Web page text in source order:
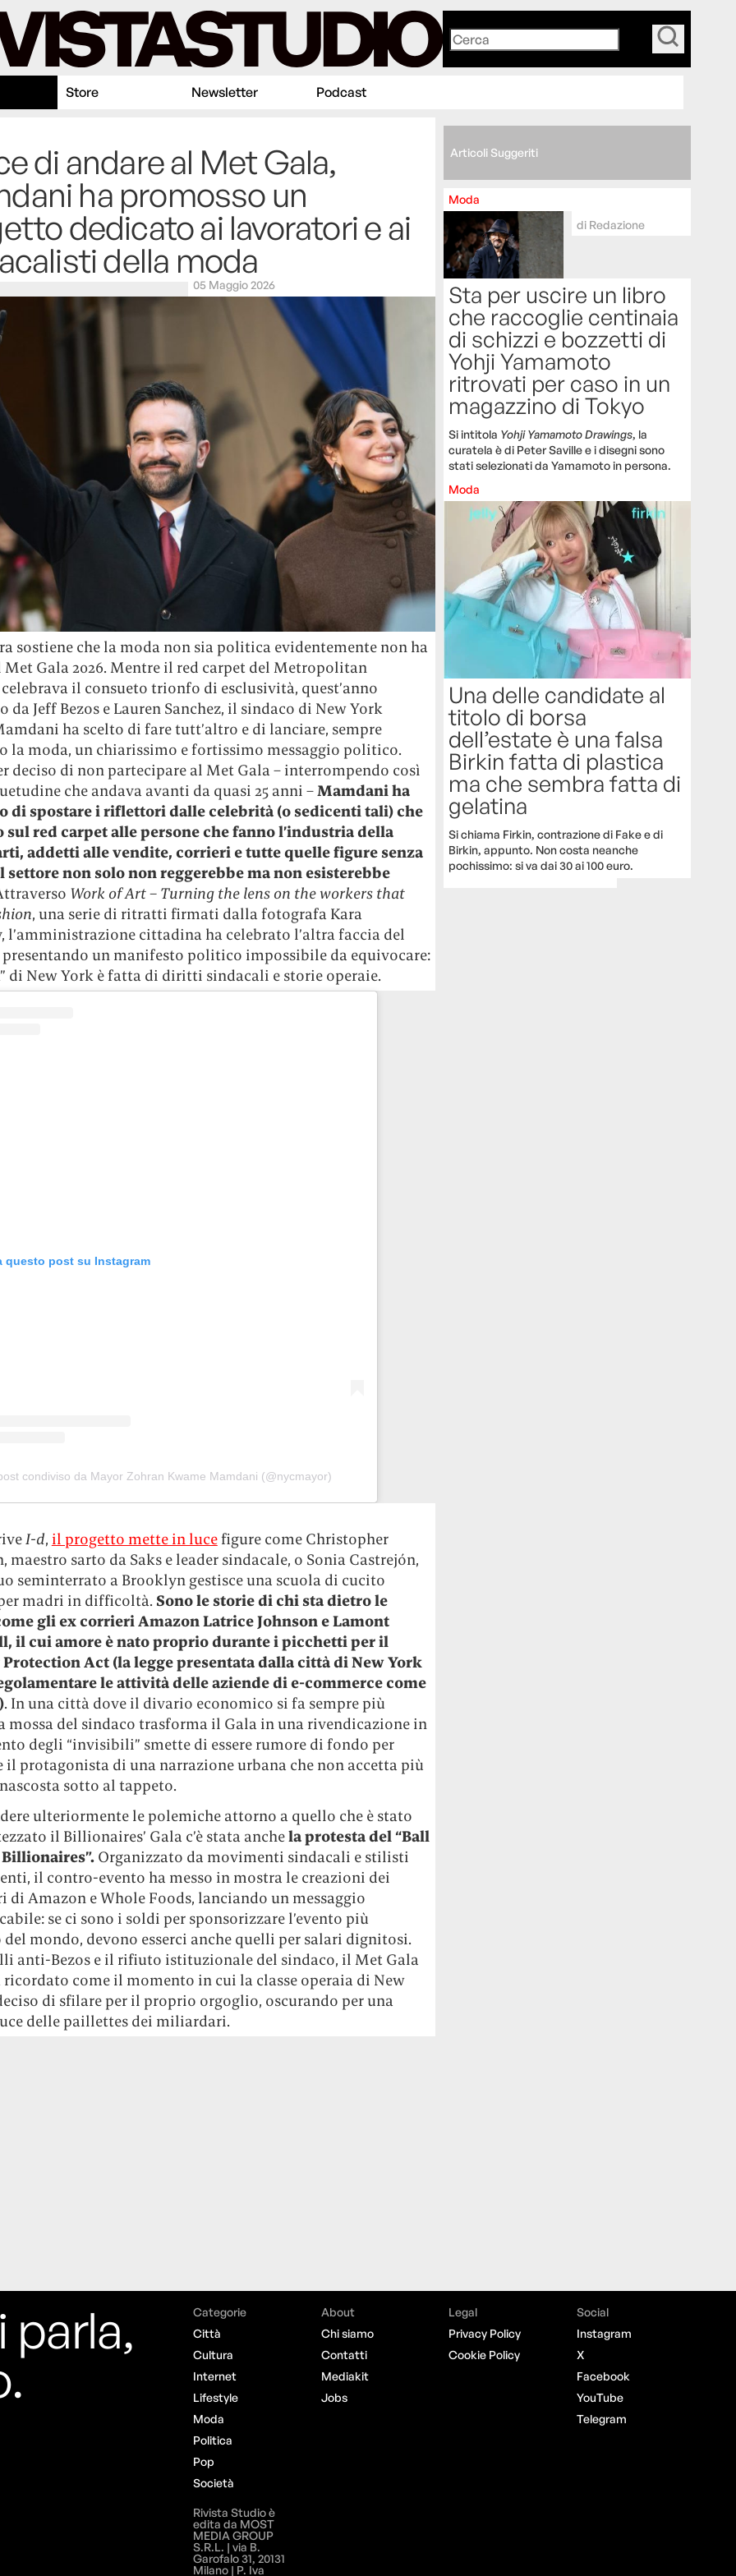
Store Newsletter Podcast
di andare al Met Gala,
ha promosso un
dedicato ai lavoratori e ai
della moda
05 Maggio 2026
sostiene che la moda non sia politica evidentemente non ha
Gala 2026. Mentre il red carpet del Metropolitan
il consueto trionfo di esclusività, quest’anno
da Jeff Bezos e Lauren Sanchez, il sindaco di New York
ha scelto di fare tutt’altro e di lanciare, sempre
la moda, un chiarissimo e fortissimo messaggio politico.
deciso di non partecipare al Met Gala – interrompendo così
che andava avanti da quasi 25 anni –Mamdani ha
di spostare i riflettori dalle celebrità (o sedicenti tali) che
sul red carpet alle persone che fanno l’industria della
addetti alle vendite, corrieri e tutte quelle figure senza
settore non solo non reggerebbe ma non esisterebbe
Work of Art – Turning the lens on the workers that
, una serie di ritratti firmati dalla fotografa Kara
l’amministrazione cittadina ha celebrato l’altra faccia del
un manifesto politico impossibile da equivocare:
di New York è fatta di diritti sindacali e storie operaie.
questo post su Instagram
condiviso da Mayor Zohran Kwame Mamdani (@nycmayor)
I-d, il progetto mette in lucefigure come Christopher
maestro sarto da Saks e leader sindacale, o Sonia Castrejón,
seminterrato a Brooklyn gestisce una scuola di cucito
madri in difficoltà. Sono le storie di chi sta dietro le
gli ex corrieri Amazon Latrice Johnson e Lamont
il cui amore è nato proprio durante i picchetti per il
Act (la legge presentata dalla città di New York
le attività delle aziende di e-commerce come
. In una città dove il divario economico si fa sempre più
mossa del sindaco trasforma il Gala in una rivendicazione in
degli “invisibili” smette di essere rumore di fondo per
il protagonista di una narrazione urbana che non accetta più
sotto al tappeto.
ulteriormente le polemiche attorno a quello che è stato
il Billionaires’ Gala c’è stata anchela protesta del “Ball
Organizzato da movimenti sindacali e stilisti
il contro-evento ha messo in mostra le creazioni dei
di Amazon e Whole Foods, lanciando un messaggio
se ci sono i soldi per sponsorizzare l’evento più
del mondo, devono esserci anche quelli per salari dignitosi.
anti-Bezos e il rifiuto istituzionale del sindaco, il Met Gala
ricordato come il momento in cui la classe operaia di New
di sfilare per il proprio orgoglio, oscurando per una
delle paillettes dei miliardari.
Articoli Suggeriti
Moda
di Redazione
Sta per uscire un libro
che raccoglie centinaia
di schizzi e bozzetti di
Yohji Yamamoto
ritrovati per caso in un
magazzino di Tokyo
Si intitola Yohji Yamamoto Drawings, la
curatela è di Peter Saville e i disegni sono
stati selezionati da Yamamoto in persona.
Moda
Una delle candidate al
titolo di borsa
dell’estate è una falsa
Birkin fatta di plastica
ma che sembra fatta di
gelatina
Si chiama Firkin, contrazione di Fake e di
Birkin, appunto. Non costa neanche
pochissimo: si va dai 30 ai 100 euro.
parla,
Categorie
Città
Cultura
Internet
Lifestyle
Moda
Politica
Pop
Società
About
Chi siamo
Contatti
Mediakit
Jobs
Legal
Privacy Policy
Cookie Policy
Social
Instagram
X
Facebook
YouTube
Telegram
Rivista Studio è
edita da MOST
MEDIA GROUP
S.R.L. | via B.
Garofalo 31, 20131
Milano | P. Iva